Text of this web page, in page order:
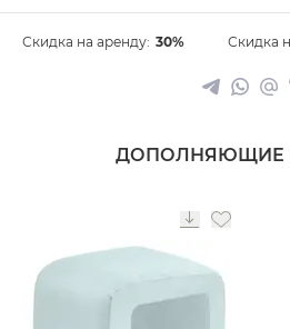
Скидка на аренду: 30% Скидка
ДОПОЛНЯЮЩИЕ